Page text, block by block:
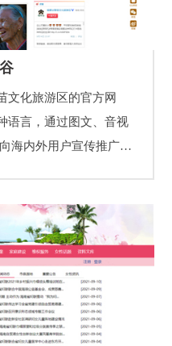
文化旅游区的官方网
语言，通过图文、音视
海内外用户宣传推广海
苗文化旅游景区3D全景
门票预订和住宿预订等
从而提升海南槟榔谷黎
和服务体验。